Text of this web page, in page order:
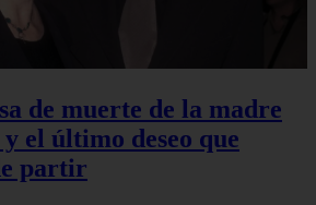
de muerte de la madre
el último deseo que
partir